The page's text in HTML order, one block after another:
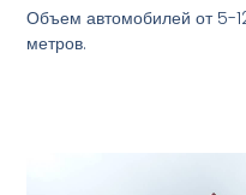
Объем автомобилей от 5-
метров.